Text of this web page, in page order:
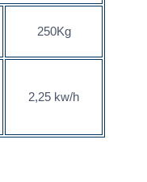
250Kg
2,25 kw/h